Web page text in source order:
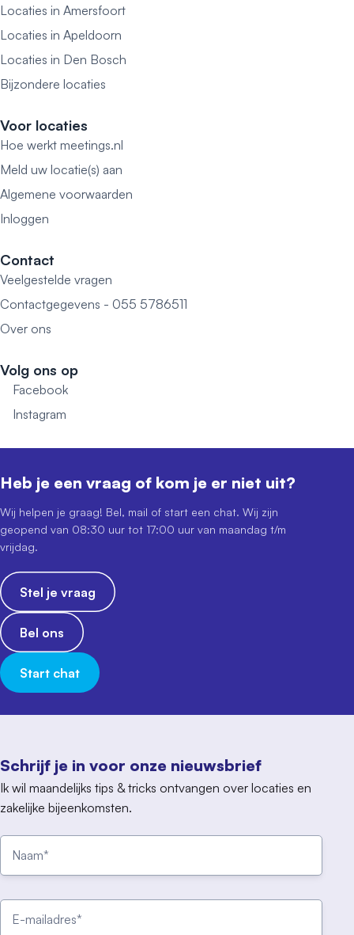
Locaties in Amersfoort
Locaties in Apeldoorn
Locaties in Den Bosch
Bijzondere locaties
Voor locaties
Hoe werkt meetings.nl
Meld uw locatie(s) aan
Algemene voorwaarden
Inloggen
Contact
Veelgestelde vragen
Contactgegevens - 055 5786511
Over ons
Volg ons op
Facebook
Instagram
Schrijf je in voor onze nieuwsbrief
Ik wil maandelijks tips & tricks ontvangen over locaties en
zakelijke bijeenkomsten.
Heb je een vraag of kom je er niet uit?
Wij helpen je graag! Bel, mail of start een chat. Wij zijn
geopend van 08:30 uur tot 17:00 uur van maandag t/m
vrijdag.
Stel je vraag
Bel ons
Start chat